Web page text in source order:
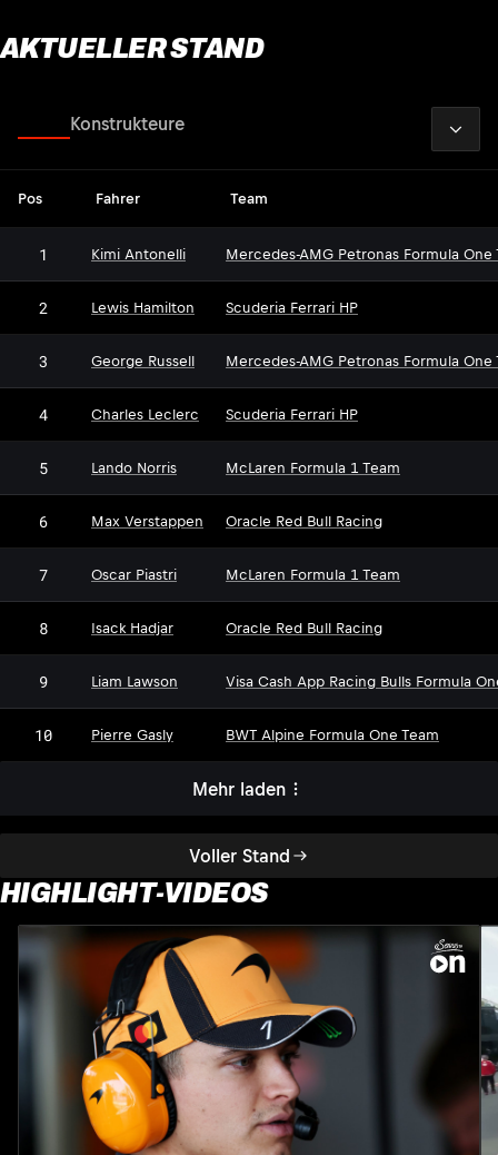
AKTUELLER STAND
Voller Stand
Konstrukteure
Pos Fahrer Team
1 Kimi Antonelli Mercedes-AMG Petronas Formula One
2 Lewis Hamilton Scuderia Ferrari HP
3 George Russell Mercedes-AMG Petronas Formula One
4 Charles Leclerc Scuderia Ferrari HP
5 Lando Norris McLaren Formula 1 Team
6 Max Verstappen Oracle Red Bull Racing
7 Oscar Piastri McLaren Formula 1 Team
8 Isack Hadjar Oracle Red Bull Racing
9 Liam Lawson Visa Cash App Racing Bulls Formula
10 Pierre Gasly BWT Alpine Formula One Team
Mehr laden
HIGHLIGHT-VIDEOS